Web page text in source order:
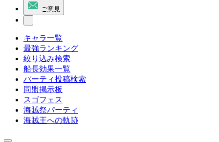
ご意見
キャラ一覧
最強ランキング
絞り込み検索
船長効果一覧
パーティ投稿検索
同盟掲示板
スゴフェス
海賊祭パーティ
海賊王への軌跡